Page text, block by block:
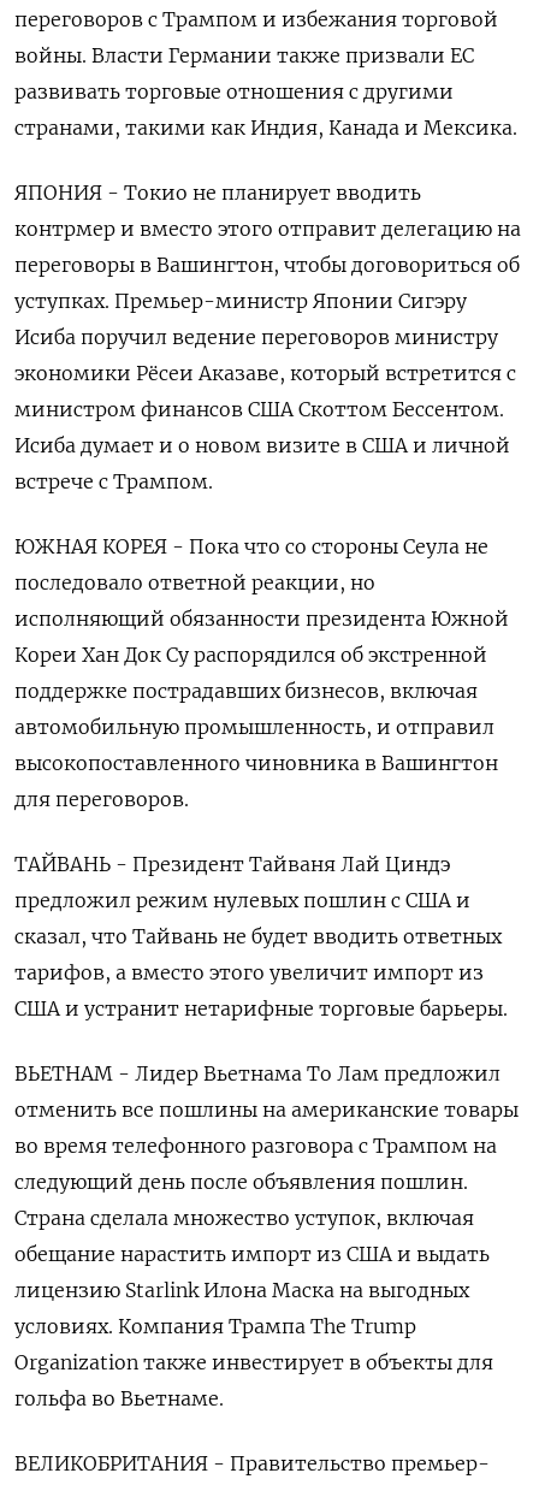
переговоров с Трампом и избежания торговой
войны. Власти Германии также призвали ЕС
развивать торговые отношения с другими
странами, такими как Индия, Канада и Мексика.
ЯПОНИЯ - Токио не планирует вводить
контрмер и вместо этого отправит делегацию на
переговоры в Вашингтон, чтобы договориться об
уступках. Премьер-министр Японии Сигэру
Исиба поручил ведение переговоров министру
экономики Рёсеи Аказаве, который встретится с
министром финансов США Скоттом Бессентом.
Исиба думает и о новом визите в США и личной
встрече с Трампом.
ЮЖНАЯ КОРЕЯ - Пока что со стороны Сеула не
последовало ответной реакции, но
исполняющий обязанности президента Южной
Кореи Хан Док Су распорядился об экстренной
поддержке пострадавших бизнесов, включая
автомобильную промышленность, и отправил
высокопоставленного чиновника в Вашингтон
для переговоров.
ТАЙВАНЬ - Президент Тайваня Лай Циндэ
предложил режим нулевых пошлин с США и
сказал, что Тайвань не будет вводить ответных
тарифов, а вместо этого увеличит импорт из
США и устранит нетарифные торговые барьеры.
ВЬЕТНАМ - Лидер Вьетнама То Лам предложил
отменить все пошлины на американские товары
во время телефонного разговора с Трампом на
следующий день после объявления пошлин.
Страна сделала множество уступок, включая
обещание нарастить импорт из США и выдать
лицензию Starlink Илона Маска на выгодных
условиях. Компания Трампа The Trump
Organization также инвестирует в объекты для
гольфа во Вьетнаме.
ВЕЛИКОБРИТАНИЯ - Правительство премьер-